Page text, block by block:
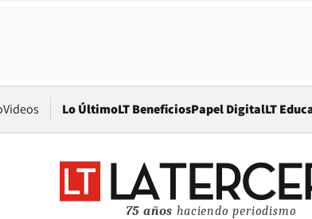
Videos Lo ÚltimoLT BeneficiosPapel DigitalOpens
LT
75 años haciendo periodismo